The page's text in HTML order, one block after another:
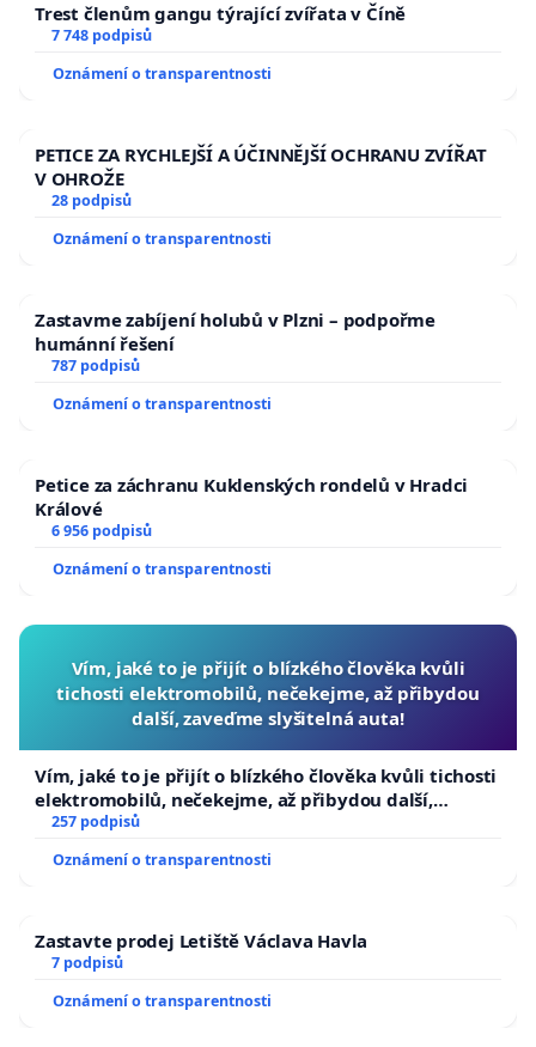
Trest členům gangu týrající zvířata v Číně
7 748 podpisů
Oznámení o transparentnosti
PETICE ZA RYCHLEJŠÍ A ÚČINNĚJŠÍ OCHRANU ZVÍŘAT
V OHROŽE
28 podpisů
Oznámení o transparentnosti
Zastavme zabíjení holubů v Plzni – podpořme
humánní řešení
787 podpisů
Oznámení o transparentnosti
Petice za záchranu Kuklenských rondelů v Hradci
Králové
6 956 podpisů
Oznámení o transparentnosti
Vím, jaké to je přijít o blízkého člověka kvůli
tichosti elektromobilů, nečekejme, až přibydou
další, zaveďme slyšitelná auta!
Vím, jaké to je přijít o blízkého člověka kvůli tichosti
elektromobilů, nečekejme, až přibydou další,
zaveďme slyšitelná auta!
257 podpisů
Oznámení o transparentnosti
Zastavte prodej Letiště Václava Havla
7 podpisů
Oznámení o transparentnosti